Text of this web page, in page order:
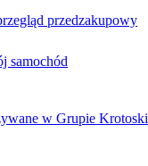
przedzakupowy
samochód
w Grupie Krotoski